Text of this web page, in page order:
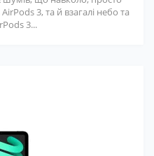
3, та й взагалі небо та
3...